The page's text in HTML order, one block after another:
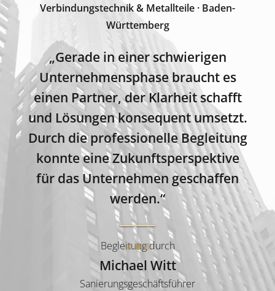
Verbindungstechnik & Metallteile · Baden-
Württemberg
„Gerade in einer schwierigen
Unternehmensphase braucht es
einen Partner, der Klarheit schafft
und Lösungen konsequent umsetzt.
Durch die professionelle Begleitung
konnte eine Zukunftsperspektive
für das Unternehmen geschaffen
werden.“
Begleitung durch
Michael Witt
Sanierungsgeschäftsführer